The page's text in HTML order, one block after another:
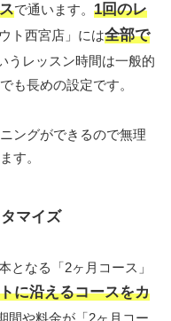
で通います。 1回のレ
ト西宮店」には全部で
うレッスン時間は一般的
も長めの設定です。
ングができるので無理
す。
マイズ
となる「2ヶ月コース」
に沿えるコースをカ